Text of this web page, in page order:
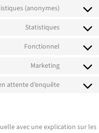
(anonymes)
Statistiques
Fonctionnel
Marketing
attente d’enquête
avec une explication sur les